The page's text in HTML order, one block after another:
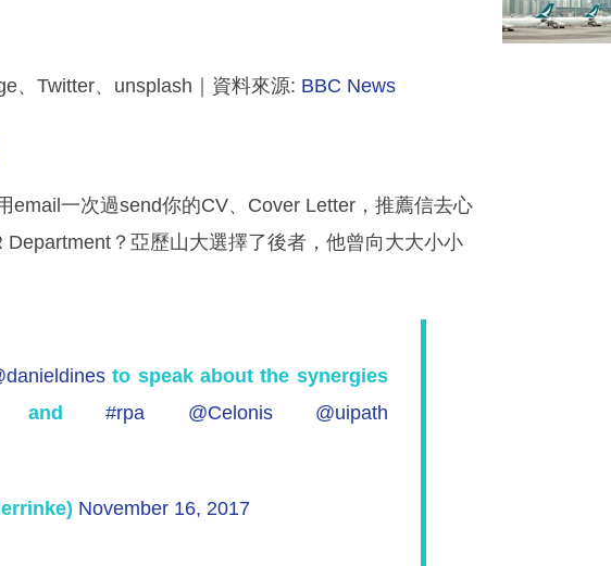
、Twitter、unsplash｜資料來源: BBC News
email一次過send你的CV、Cover Letter，推薦信去心
？亞歷山大選擇了後者，他曾向大大小小
to speak about the synergies
#rpa @Celonis
@uipath
November 16, 2017